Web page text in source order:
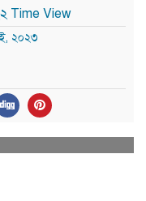
Time View
২০২৩